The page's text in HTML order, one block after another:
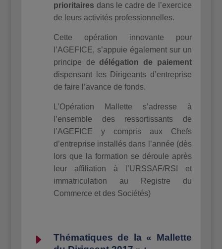
prioritaires dans le cadre de l’exercice
de leurs activités professionnelles.
Cette opération innovante pour
l’AGEFICE, s’appuie également sur un
principe dedélégation de paiement
dispensant les Dirigeants d’entreprise
de faire l’avance de fonds.
L’Opération Mallette s’adresse à
l’ensemble des ressortissants de
l’AGEFICE y compris aux Chefs
d’entreprise installés dans l’année (dès
lors que la formation se déroule après
leur affiliation à l’URSSAF/RSI et
immatriculation au Registre du
Commerce et des Sociétés)
E
Thématiques de la « Mallette